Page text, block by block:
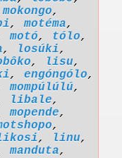
mokongo,
,motéma,
motó, tólo,
, losúki,
, lisu,
, engóngólo,
mompúlúlú,
libale,
mopende,
,
, linu,
manduta,